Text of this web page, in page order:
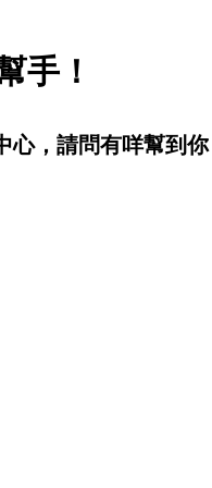
手！
心，請問有咩幫到